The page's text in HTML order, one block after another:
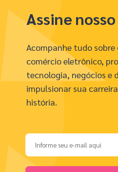
Assine
Acompanhe tudo sobre
comércio eletrônico,
tecnologia, negócios e
impulsionar sua
história.